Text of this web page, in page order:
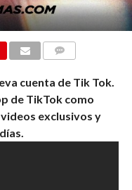
cuenta de Tik Tok.
de TikTok como
exclusivos y